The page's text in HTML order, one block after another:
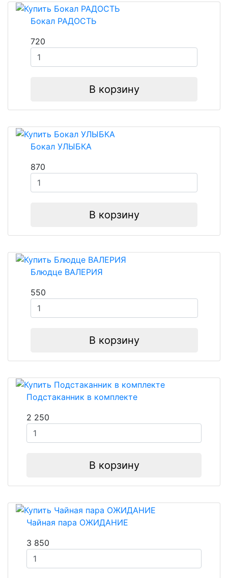
Бокал РАДОСТЬ
720
В корзину
Бокал УЛЫБКА
870
В корзину
Блюдце ВАЛЕРИЯ
550
В корзину
Подстаканник в комплекте
2 250
В корзину
Чайная пара ОЖИДАНИЕ
3 850